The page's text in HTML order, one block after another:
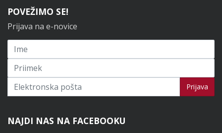
POVEŽIMO SE!
Prijava na e-novice
Prijavi se na novice Prijava
NAJDI NAS NA FACEBOOKU